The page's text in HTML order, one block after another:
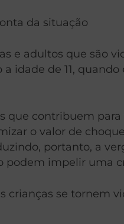
da situação
e adultos que são
idade de 11,
que contribuem
o valor de
portanto, a
podem impelir uma
crianças se tornem